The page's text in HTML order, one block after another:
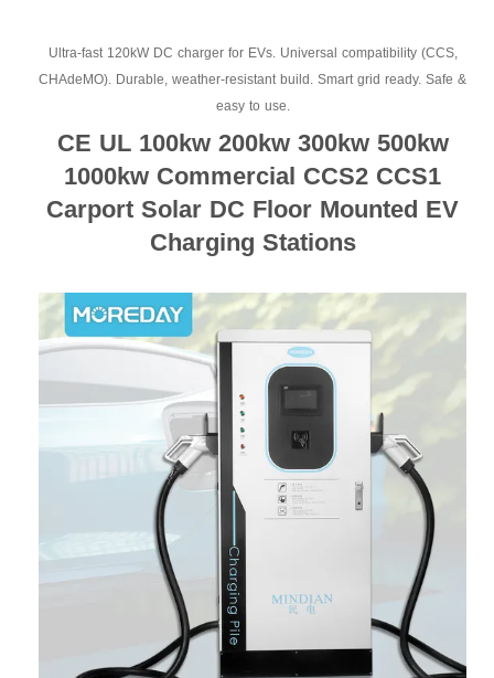
Ultra-fast 120kW DC charger for EVs. Universal compatibility (CCS,
CHAdeMO). Durable, weather-resistant build. Smart grid ready. Safe &
easy to use.
CE UL 100kw 200kw 300kw 500kw
1000kw Commercial CCS2 CCS1
Carport Solar DC Floor Mounted EV
Charging Stations